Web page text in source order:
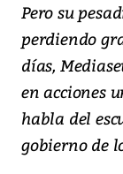
Pero su
perdiendo
días,
en acciones
habla del
gobierno de